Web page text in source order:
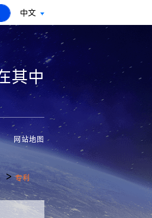
中文
其中
网站地图
>专利